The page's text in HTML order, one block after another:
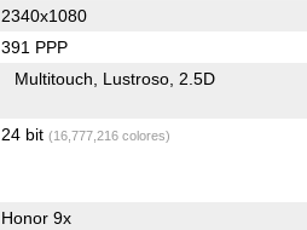
2340x1080
391 PPP
Multitouch Lustroso 2.5D
24 bit (16,777,216 colores)
Honor 9x